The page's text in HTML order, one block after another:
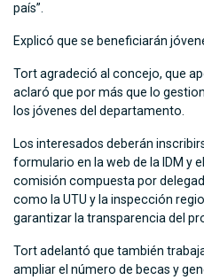
país”.
Explicó que se beneficiarán
Tort agradeció al concejo, que
aclaró que por más que lo
los jóvenes del departamento.
Los interesados deberán
formulario en la web de la IDM y
comisión compuesta por
como la UTU y la inspección
garantizar la transparencia del
Tort adelantó que también
ampliar el número de becas y